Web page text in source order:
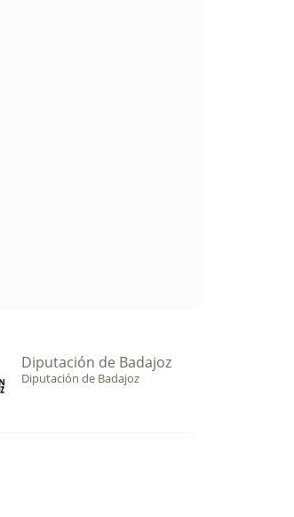
Diputación de Badajoz
Diputación de Badajoz